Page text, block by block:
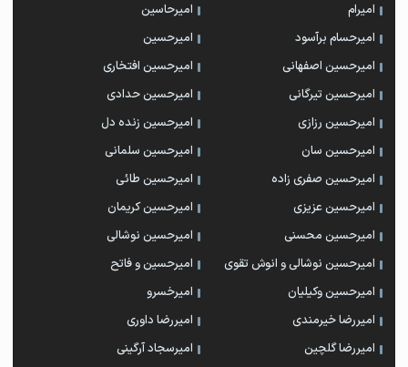
امیرام
امیرحاسین
امیرحسام برآسود
امیرحسین
امیرحسین اصفهانی
امیرحسین افتخاری
امیرحسین تیرگانی
امیرحسین حدادی
امیرحسین رزازی
امیرحسین زنده دل
امیرحسین سان
امیرحسین سلمانی
امیرحسین صفری زاده
امیرحسین طائی
امیرحسین عزیزی
امیرحسین کریمان
امیرحسین محسنی
امیرحسین نوشالی
امیرحسین نوشالی و انوش تقوی
امیرحسین و فاتح
امیرحسین وکیلیان
امیرخسرو
امیررضا خیرمندی
امیررضا داوری
امیررضا گلچین
امیرسجاد آرگینی